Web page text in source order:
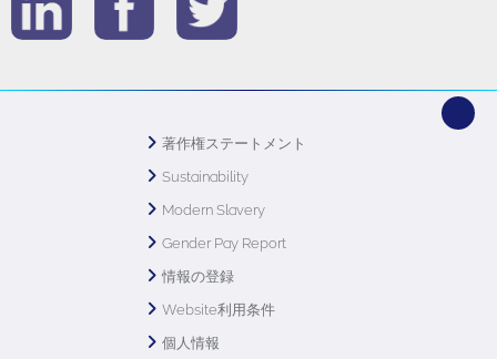
著作権ステートメント
Sustainability
Modern Slavery
Gender Pay Report
情報の登録
Website利用条件
個人情報